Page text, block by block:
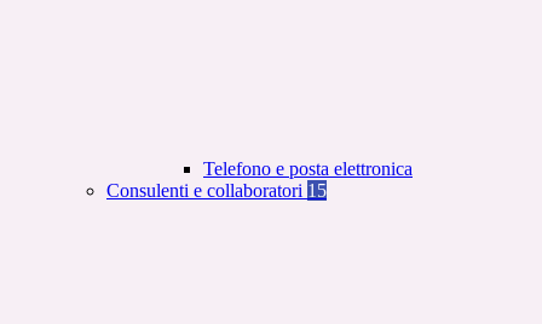
Telefono e posta elettronica
Consulenti e collaboratori 15